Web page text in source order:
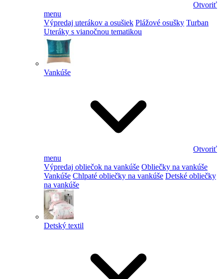
Otvoriť
menu
Výpredaj uterákov a osušiek Plážové osušky Turban
Uteráky s vianočnou tematikou
Vankúše
Otvoriť
menu
Výpredaj obliečok na vankúše Obliečky na vankúše
Vankúše Chlpaté obliečky na vankúše Detské obliečky
na vankúše
Detský textil